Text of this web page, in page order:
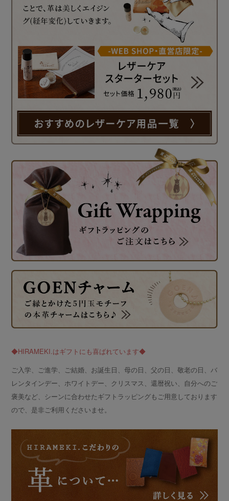
◆HIRAMEKI.はギフトにも喜ばれています◆
ご入学、ご進学、ご結婚、お誕生日、母の日、父の日、敬老の日、バ
レンタインデー、ホワイトデー、クリスマス、還暦祝い、自分へのご
褒美など、シーンに合わせたギフトラッピングもご用意しております
ので、是非ご利用くださいませ。